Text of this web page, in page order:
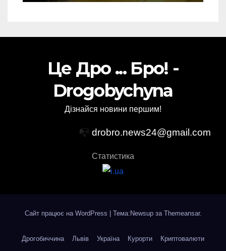
Це Дро ... Бро! -
Drogobychyna
Дізнайся новини першим!
📭 drobro.news24@gmail.com
Статистика
Сайт працює на WordPress Тема:Newsup за Themeansar.
Дрогобиччина Львів Україна Курорти Криптовалюти